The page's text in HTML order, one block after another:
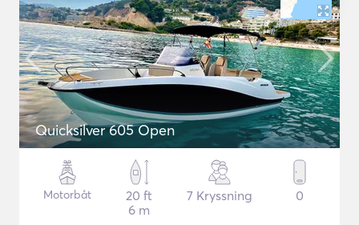
Quicksilver 605 Open
Motorbåt
20 ft
6 m
7 Kryssning 0